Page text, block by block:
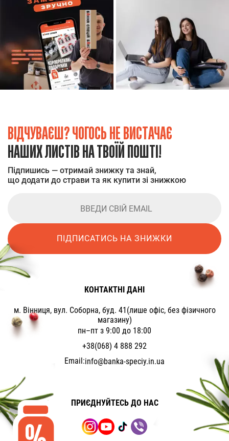
ВІДЧУВАЄШ? ЧОГОСЬ НЕ ВИСТАЧАЄ
НАШИХ ЛИСТІВ НА ТВОЇЙ ПОШТІ!
Підпишись — отримай знижку та знай,
що додати до страви та як купити зі знижкою
ПІДПИСАТИСЬ НА ЗНИЖКИ
КОНТАКТНІ ДАНІ
м. Вінниця, вул. Соборна, буд. 41(лише офіс, без фізичного
магазину)
пн–пт з 9:00 до 18:00
+38(068) 4 888 292
Email:info@banka-speciy.in.ua
ПРИЄДНУЙТЕСЬ ДО НАС